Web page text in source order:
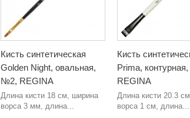
Кисть синтетическая
Golden Night, овальная,
№2, REGINA
Длина кисти 18 см, ширина
ворса 3 мм, длина...
Кисть
Prima,
REGINA
Длина кисти 20.3
ворса 1 см, длина...